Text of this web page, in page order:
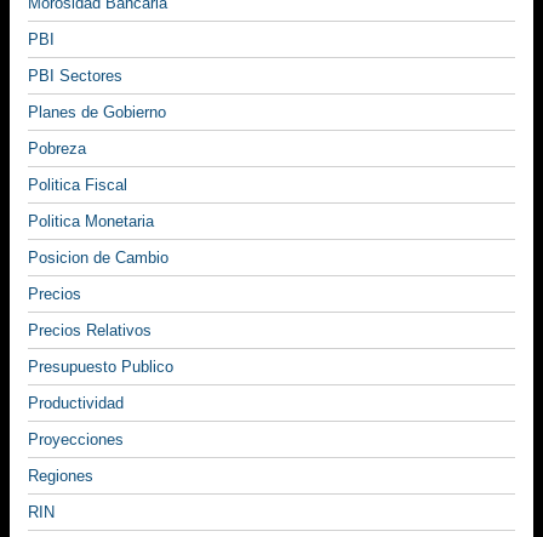
PBI
PBI Sectores
Planes de Gobierno
Pobreza
Politica Fiscal
Politica Monetaria
Posicion de Cambio
Precios
Precios Relativos
Presupuesto Publico
Productividad
Proyecciones
Regiones
RIN